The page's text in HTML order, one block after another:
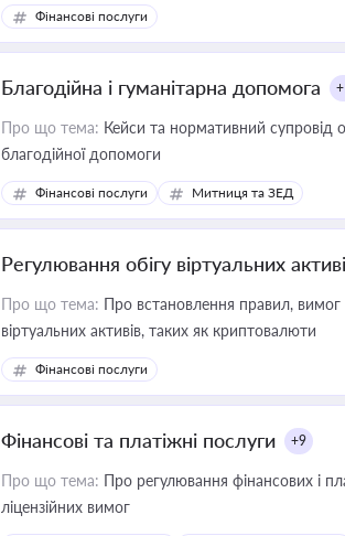
Фінансові послуги
Благодійна і гуманітарна допомога
Про що тема: Кейси та нормативний супровід
благодійної допомоги
Фінансові послуги Митниця та ЗЕД
Регулювання обігу віртуальних
Про що тема: Про встановлення правил, вимог
віртуальних активів, таких як криптовалюти
Фінансові послуги
Фінансові та платіжні послуги +9
Про що тема: Про регулювання фінансових і платіжних послуг, управління коштами,
ліцензійних вимог